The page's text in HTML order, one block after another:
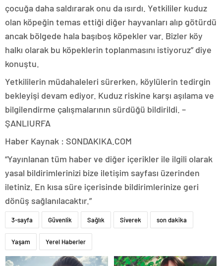
çocuğa daha saldırarak onu da ısırdı. Yetkililer kuduz
olan köpeğin temas ettiği diğer hayvanları alıp götürdü
ancak bölgede hala başıboş köpekler var. Bizler köy
halkı olarak bu köpeklerin toplanmasını istiyoruz” diye
konuştu.
Yetkililerin müdahaleleri sürerken, köylülerin tedirgin
bekleyişi devam ediyor. Kuduz riskine karşı aşılama ve
bilgilendirme çalışmalarının sürdüğü bildirildi. –
ŞANLIURFA
Haber Kaynak : SONDAKIKA.COM
“Yayınlanan tüm haber ve diğer içerikler ile ilgili olarak
yasal bildirimlerinizi bize iletişim sayfası üzerinden
iletiniz. En kısa süre içerisinde bildirimlerinize geri
dönüş sağlanılacaktır.”
3-sayfa Güvenlik Sağlık Siverek son dakika
Yaşam Yerel Haberler